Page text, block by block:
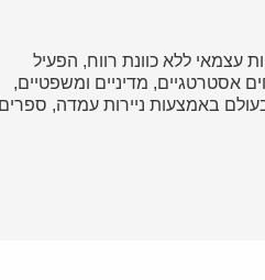
עצמאי ללא כוונת רווח, הפעיל
אסטרטגיים, מדיניים ומשפטיים,
באמצעות ניירות עמדה, ספרים